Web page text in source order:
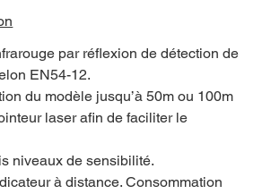
par réflexion de détection de
EN54-12.
du modèle jusqu’à 50m ou 100m
laser afin de faciliter le
niveaux de sensibilité.
à distance. Consommation